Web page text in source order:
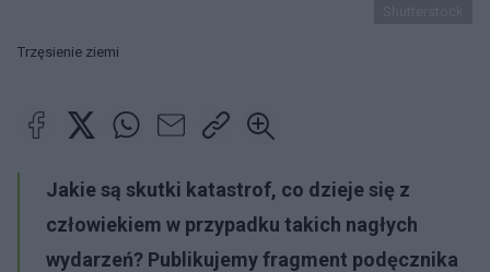
Trzęsienie ziemi
Jakie są skutki katastrof, co dzieje się z
człowiekiem w przypadku takich nagłych
wydarzeń? Publikujemy fragment podęcznika